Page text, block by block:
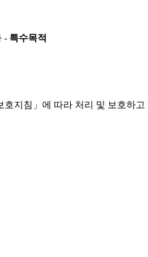
- 특수목적
지침」에 따라 처리 및 보호하고